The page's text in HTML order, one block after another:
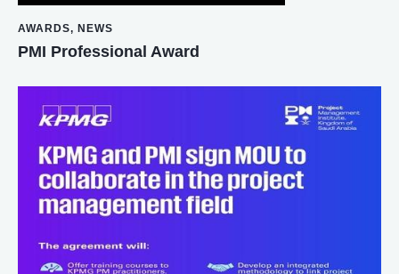
AWARDS, NEWS
PMI Professional Award